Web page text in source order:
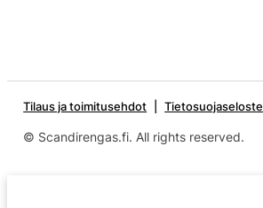
Tilaus ja toimitusehdot Tietosuojaseloste
© Scandirengas.fi. All rights reserved.